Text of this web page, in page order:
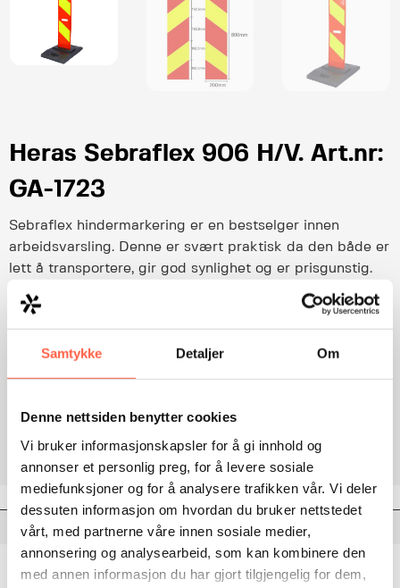
Samtykke Detaljer Om
Denne nettsiden benytter cookies
Vi bruker informasjonskapsler for å gi innhold og
annonser et personlig preg, for å levere sosiale
mediefunksjoner og for å analysere trafikken vår. Vi deler
dessuten informasjon om hvordan du bruker nettstedet
vårt, med partnerne våre innen sosiale medier,
annonsering og analysearbeid, som kan kombinere den
med annen informasjon du har gjort tilgjengelig for dem,
Heras Sebraflex 906 H/V. Art.nr:
GA-1723
Sebraflex hindermarkering er en bestselger innen
arbeidsvarsling. Denne er svært praktisk da den både er
lett å transportere, gir god synlighet og er prisgunstig.
Les detaljert produktbeskrivelse
Description
Sebraflex hindermarkering er en bestselger innen